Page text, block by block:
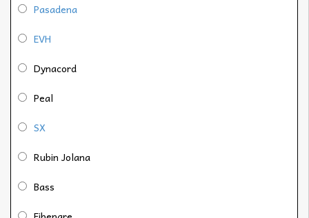
Pasadena
EVH
Dynacord
Peal
SX
Rubin Jolana
Bass